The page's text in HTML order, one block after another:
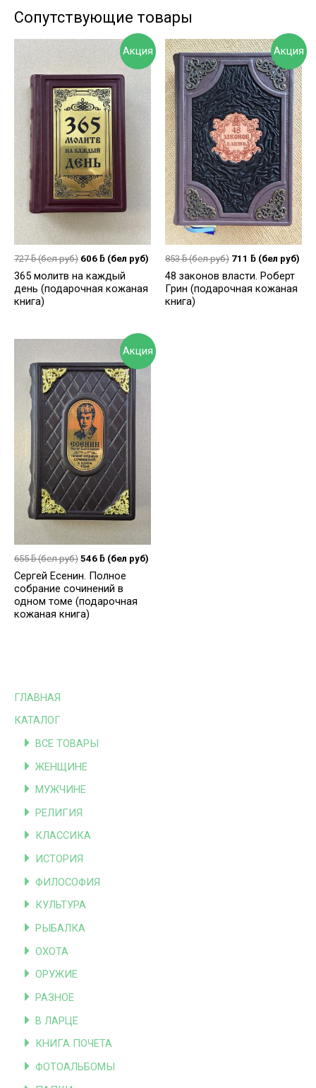
ГЛАВНАЯ
КАТАЛОГ
ВСЕ ТОВАРЫ
ЖЕНЩИНЕ
МУЖЧИНЕ
РЕЛИГИЯ
КЛАССИКА
ИСТОРИЯ
ФИЛОСОФИЯ
КУЛЬТУРА
РЫБАЛКА
ОХОТА
ОРУЖИЕ
РАЗНОЕ
В ЛАРЦЕ
КНИГА ПОЧЕТА
ФОТОАЛЬБОМЫ
Сопутствующие товары
Акция
727ƃ(бел руб) 606 ƃ (бел руб)
365 молитв на каждый
день (подарочная кожаная
книга)
Акция
853ƃ(бел руб) 711 ƃ (бел руб)
48 законов власти. Роберт
Грин (подарочная кожаная
книга)
Акция
655ƃ(бел руб) 546 ƃ (бел руб)
Сергей Есенин. Полное
собрание сочинений в
одном томе (подарочная
кожаная книга)